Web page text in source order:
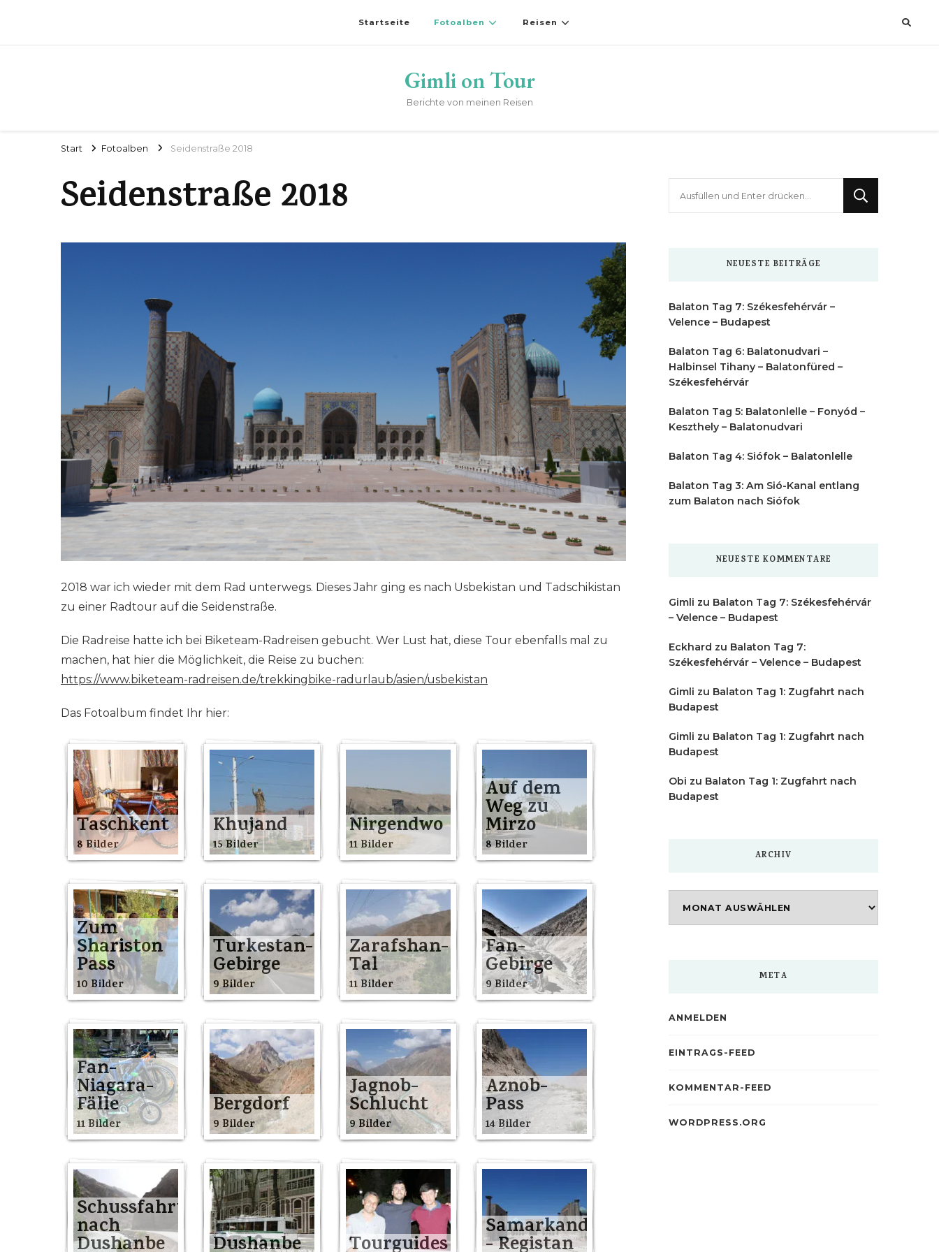
Startseite Fotoalben Reisen
Gimli on Tour
Berichte von meinen Reisen
Start Fotoalben Seidenstraße 2018
Seidenstraße 2018
2018 war ich wieder mit dem Rad unterwegs. Dieses Jahr ging es nach Usbekistan und Tadschikistan
zu einer Radtour auf die Seidenstraße.
Die Radreise hatte ich bei Biketeam-Radreisen gebucht. Wer Lust hat, diese Tour ebenfalls mal zu
machen, hat hier die Möglichkeit, die Reise zu buchen:
https://www.biketeam-radreisen.de/trekkingbike-radurlaub/asien/usbekistan
Das Fotoalbum findet Ihr hier:
Taschkent
8 Bilder
Khujand
15 Bilder
Nirgendwo
11 Bilder
Auf dem
Weg zu
Mirzo
8 Bilder
Zum
Shariston
Pass
10 Bilder
Turkestan-
Gebirge
9 Bilder
Zarafshan-
Tal
11 Bilder
Fan-
Gebirge
9 Bilder
Fan-
Niagara-
Fälle
11 Bilder
Bergdorf
9 Bilder
Jagnob-
Schlucht
9 Bilder
Aznob-
Pass
14 Bilder
Schussfahrt
nach
Dushanbe Dushanbe Tourguides
Samarkand
- Registan
NEUESTE BEITRÄGE
Balaton Tag 7: Székesfehérvár –
Velence – Budapest
Balaton Tag 6: Balatonudvari –
Halbinsel Tihany – Balatonfüred –
Székesfehérvár
Balaton Tag 5: Balatonlelle – Fonyód –
Keszthely – Balatonudvari
Balaton Tag 4: Siófok – Balatonlelle
Balaton Tag 3: Am Sió-Kanal entlang
zum Balaton nach Siófok
NEUESTE KOMMENTARE
Gimli zu Balaton Tag 7: Székesfehérvár
– Velence – Budapest
Eckhard zu Balaton Tag 7:
Székesfehérvár – Velence – Budapest
Gimli zu Balaton Tag 1: Zugfahrt nach
Budapest
Gimli zu Balaton Tag 1: Zugfahrt nach
Budapest
Obi zu Balaton Tag 1: Zugfahrt nach
Budapest
ARCHIV
META
ANMELDEN
EINTRAGS-FEED
KOMMENTAR-FEED
WORDPRESS.ORG